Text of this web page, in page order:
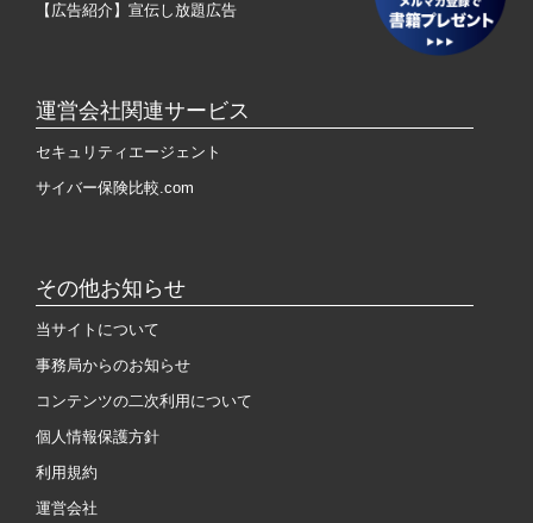
【広告紹介】宣伝し放題広告
運営会社関連サービス
セキュリティエージェント
サイバー保険比較.com
その他お知らせ
当サイトについて
事務局からのお知らせ
コンテンツの二次利用について
個人情報保護方針
利用規約
運営会社